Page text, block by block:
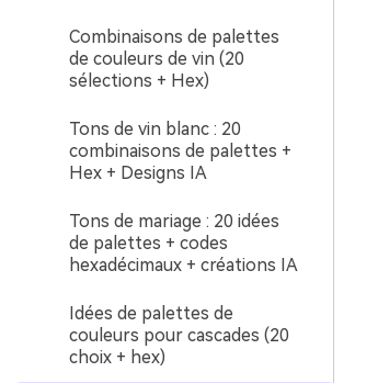
Combinaisons de palettes
de couleurs de vin (20
sélections + Hex)
Tons de vin blanc : 20
combinaisons de palettes +
Hex + Designs IA
Tons de mariage : 20 idées
de palettes + codes
hexadécimaux + créations IA
Idées de palettes de
couleurs pour cascades (20
choix + hex)